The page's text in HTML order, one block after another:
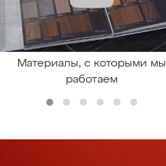
Материалы, с которыми мы
работаем